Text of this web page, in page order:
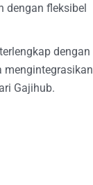
dengan fleksibel
dengan
mengintegrasikan
Gajihub.